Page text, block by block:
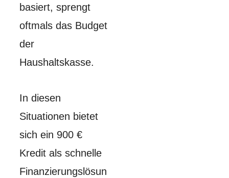
basiert, sprengt
oftmals das Budget
der
Haushaltskasse.
In diesen
Situationen bietet
sich ein 900 €
Kredit als schnelle
Finanzierungslösun